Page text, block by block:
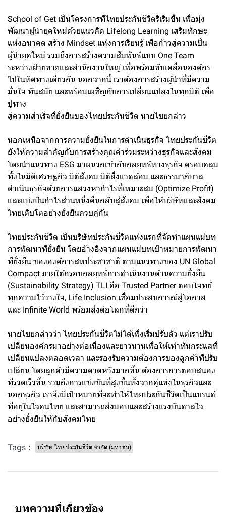
School of Get เป็นโครงการที่ไทยประกันชีวิตริเริ่มขึ้น เพื่อมุ่ง
พัฒนาผู้นำยุคใหม่ด้วยแนวคิด Lifelong Learning เสริมทักษะ
แห่งอนาคต สร้าง Mindset แห่งการเรียนรู้ เพื่อก้าวสู่ความเป็น
ผู้นำยุคใหม่ รวมถึงการสร้างความสัมพันธ์แบบ One Team
ระหว่างฝ่ายขายและสำนักงานใหญ่ เพื่อพร้อมขับเคลื่อนองค์กร
ไปในทิศทางเดียวกัน นอกจากนี้ เราต้องการสร้างผู้นำที่มีความ
มั่นใจ ทันสมัย และพร้อมเผชิญกับการเปลี่ยนแปลงในทุกมิติ เพื่อ
ปูทาง
สู่ความสำเร็จที่ยั่งยืนของไทยประกันชีวิต นายไชยกล่าว
นอกเหนือจากการความยั่งยืนในการดำเนินธุรกิจ ไทยประกันชีวิต
ยังให้ความสำคัญกับการสร้างคุณค่าร่วมระหว่างธุรกิจและสังคม
โดยนำแนวทาง ESG มาผนวกเข้ากับกลยุทธ์ทางธุรกิจ ครอบคลุม
ทั้้งในมิติเศรษฐกิจ มิติสังคม มิติสิ่งแวดล้อม และธรรมาภิบาล
ดำเนินธุรกิจด้วยการแสวงหากำไรที่เหมาะสม (Optimize Profit)
และแบ่งปันกำไรส่วนหนึ่งคืนกลับสู่สังคม เพื่อให้บริษัทและสังคม
ไทยเติบโตอย่างยั่งยืนควบคู่กัน
ไทยประกันชีวิต เป็นบริษัทประกันชีวิตแห่งแรกที่จัดทำแผนแม่บท
การพัฒนาที่ยั่งยืน โดยอ้างอิงจากแผนแม่บทเป้าหมายการพัฒนา
ที่ยั่งยืน ขององค์การสหประชาชาติ ตามแนวทางของ UN Global
Compact ภายใต้กรอบกลยุทธ์การดําเนินงานด้านความยั่งยืน
(Sustainability Strategy) TLI คือ Trusted Partner ตอบโจทย์
ทุกความไว้วางใจ, Life Inclusion เชื่อมประสบการณ์สู่โอกาส
และ Infinite World พร้อมส่งต่อโลกที่ดีกว่า
นายไชยกล่าวว่า ไทยประกันชีวิตไม่ได้เพิ่งเริ่มปรับตัว แต่เราปรับ
เปลี่ยนองค์กรมาอย่างต่อเนื่องและยาวนานเพื่อให้เท่าทันกระแสที่
เปลี่ยนแปลงตลอดเวลา และรองรับความต้องการของลูกค้าที่ปรับ
เปลี่ยน โดยลูกค้ามีความคาดหวังมากขึ้น ต้องการการตอบสนอง
ที่รวดเร็วขึ้น รวมถึงการแข่งขันที่สูงขึ้นทั้งจากคู่แข่งในธุรกิจและ
นอกธุรกิจ เราจึงมีเป้าหมายที่จะทำให้ไทยประกันชีวิตเป็นแบรนด์
ที่อยู่ในใจคนไทย และสามารถส่งมอบและสร้างแรงบันดาลใจ
อย่างยั่งยืนให้กับสังคมไทย
Tags : บริษัท ไทยประกันชีวิต จำกัด (มหาชน)
บทความที่เกี่ยวข้อง